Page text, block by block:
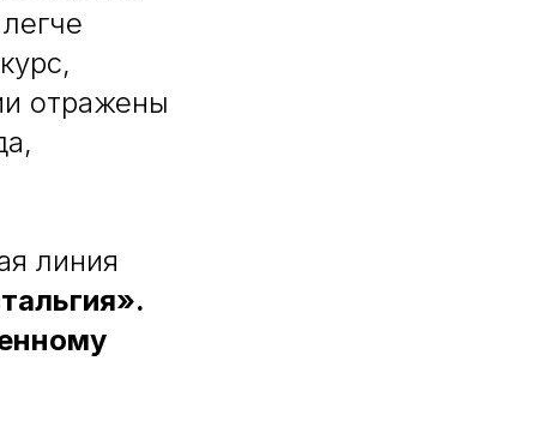
отражены
линия